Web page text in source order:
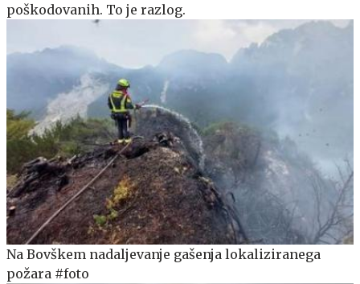
poškodovanih. To je razlog.
Na Bovškem nadaljevanje gašenja lokaliziranega
požara #foto